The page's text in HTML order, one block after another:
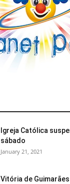
Igreja Católica
sábado
January 21, 2021
Vitória de